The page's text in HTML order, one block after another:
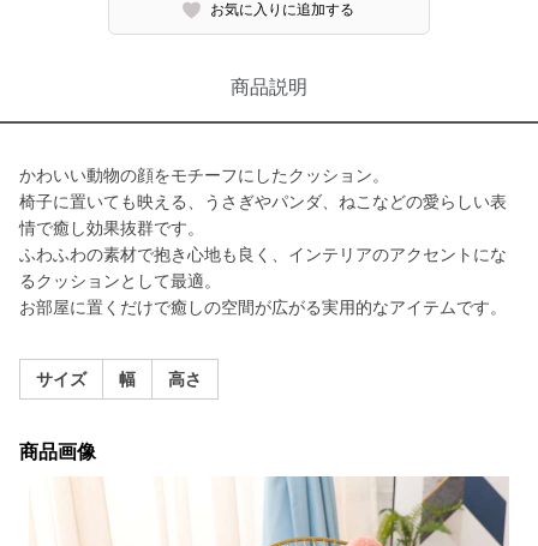
お気に入りに追加する
商品説明
かわいい動物の顔をモチーフにしたクッション。
椅子に置いても映える、うさぎやパンダ、ねこなどの愛らしい表
情で癒し効果抜群です。
ふわふわの素材で抱き心地も良く、インテリアのアクセントにな
るクッションとして最適。
お部屋に置くだけで癒しの空間が広がる実用的なアイテムです。
サイズ 幅 高さ
商品画像